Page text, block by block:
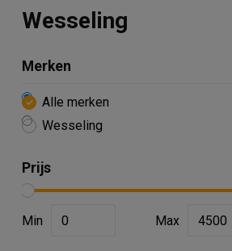
Wesseling
Merken
Alle merken
Wesseling
Prijs
Min Max